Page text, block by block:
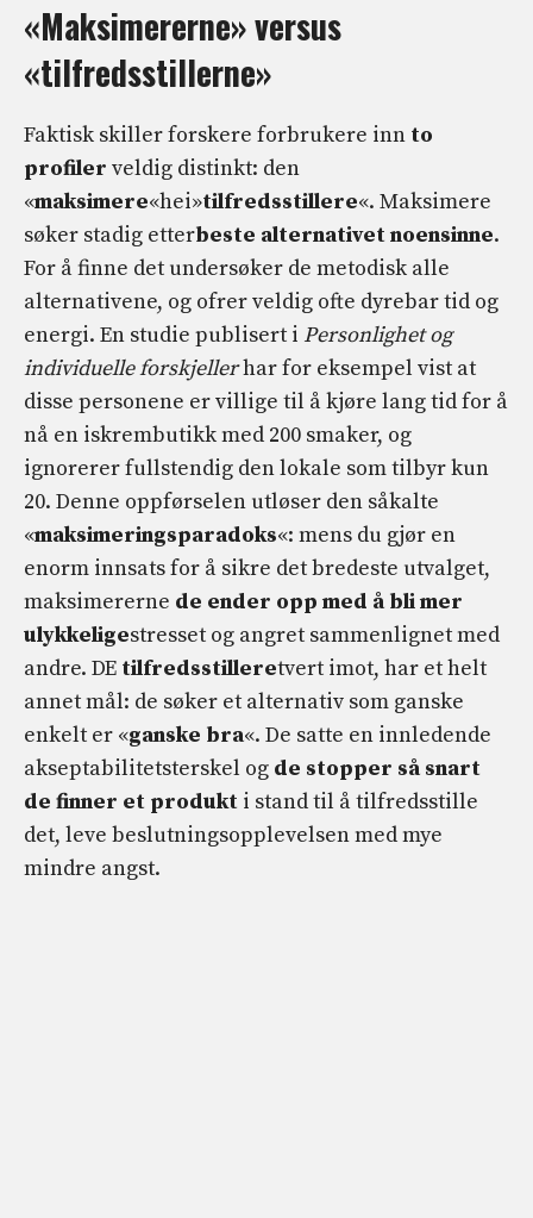
«Maksimererne» versus
«tilfredsstillerne»
Faktisk skiller forskere forbrukere inn to
profiler veldig distinkt: den
«maksimere«hei»tilfredsstillere«. Maksimere
søker stadig etterbeste alternativet noensinne.
For å finne det undersøker de metodisk alle
alternativene, og ofrer veldig ofte dyrebar tid og
energi. En studie publisert i Personlighet og
individuelle forskjellerhar for eksempel vist at
disse personene er villige til å kjøre lang tid for å
nå en iskrembutikk med 200 smaker, og
ignorerer fullstendig den lokale som tilbyr kun
20. Denne oppførselen utløser den såkalte
«maksimeringsparadoks«: mens du gjør en
enorm innsats for å sikre det bredeste utvalget,
maksimererne de ender opp med å bli mer
ulykkeligestresset og angret sammenlignet med
andre. DE tilfredsstilleretvert imot, har et helt
annet mål: de søker et alternativ som ganske
enkelt er «ganske bra«. De satte en innledende
akseptabilitetsterskel og de stopper så snart
de finner et produkt i stand til å tilfredsstille
det, leve beslutningsopplevelsen med mye
mindre angst.